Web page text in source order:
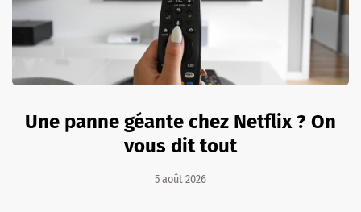
Une panne géante chez Netflix ? On
vous dit tout
5 août 2026